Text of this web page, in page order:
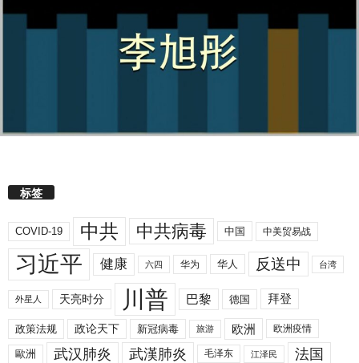
标签
COVID-19 中共 中共病毒 中国 中美贸易战
习近平 健康 六四 华为 华人 反送中 台湾
外星人 天亮时分 川普 巴黎 德国 拜登
政策法规 政论天下 新冠病毒 旅游 欧洲 欧洲疫情
歐洲 武汉肺炎 武漢肺炎 毛泽东 江泽民 法国